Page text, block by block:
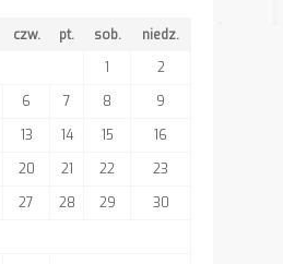
czw. pt. sob. niedz.
1
2
6 7 8
9
13 14 15
16
20 21 22
23
27 28 29
30